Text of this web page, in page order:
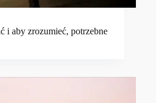
i aby zrozumieć, potrzebne